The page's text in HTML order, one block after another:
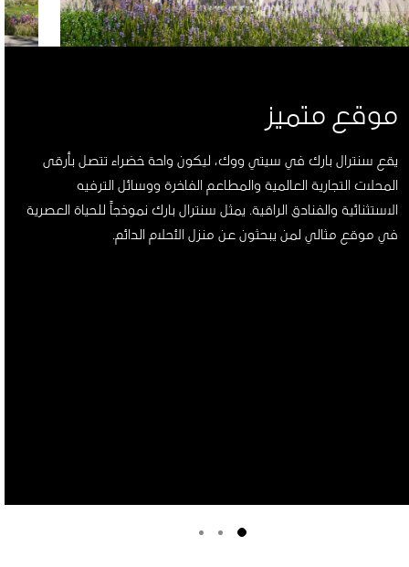
موقع متميز
يقع سنترال بارك في سيتي ووك، ليكون واحة خضراء تتصل بأرقى
المحلات التجارية العالمية والمطاعم الفاخرة ووسائل الترفيه
الاستثنائية والفنادق الراقية. يمثل سنترال بارك نموذجاً للحياة العصرية
في موقع مثالي لمن يبحثون عن منزل الأحلام الدائم.